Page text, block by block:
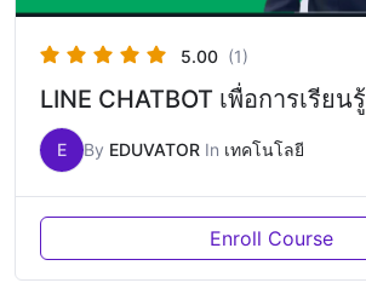
5.00 (1)
LINE CHATBOT เพื่อการเรียนรู้
E By EDUVATOR In เทคโนโลยี
Enroll Course